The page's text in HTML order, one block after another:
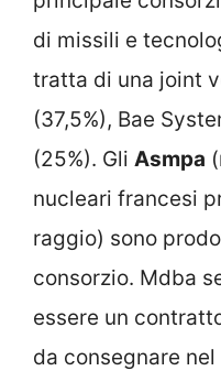
di missili e
tratta di una joint
(37,5%), Bae
(25%). Gli Asmpa
nucleari francesi
raggio) sono
consorzio. Mdba
essere un
da consegnare